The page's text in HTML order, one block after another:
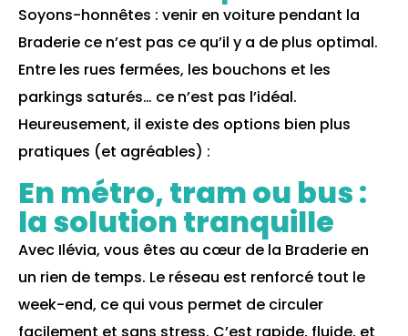
Soyons-honnêtes : venir en voiture pendant la
Braderie ce n’est pas ce qu’il y a de plus optimal.
Entre les rues fermées, les bouchons et les
parkings saturés… ce n’est pas l’idéal.
Heureusement, il existe des options bien plus
pratiques (et agréables) :
En métro, tram ou bus :
la solution tranquille
Avec Ilévia, vous êtes au cœur de la Braderie en
un rien de temps. Le réseau est renforcé tout le
week-end, ce qui vous permet de circuler